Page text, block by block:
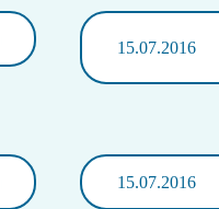
15.07.2016
15.07.2016